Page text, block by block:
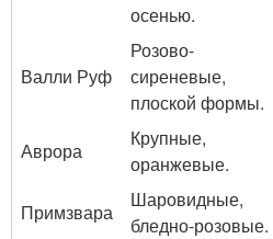
осенью.
Валли Руф
Розово-
сиреневые,
плоской формы.
Аврора
Крупные,
оранжевые.
Примзвара
Шаровидные,
бледно-розовые.